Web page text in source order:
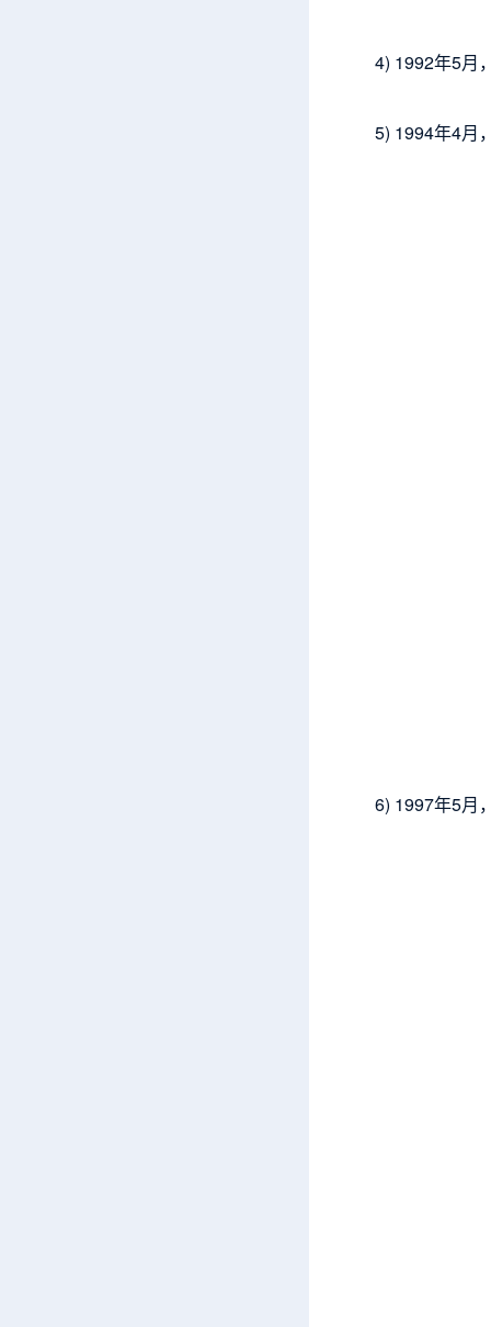
4) 1992年5月
5) 1994年4月
6) 1997年5月